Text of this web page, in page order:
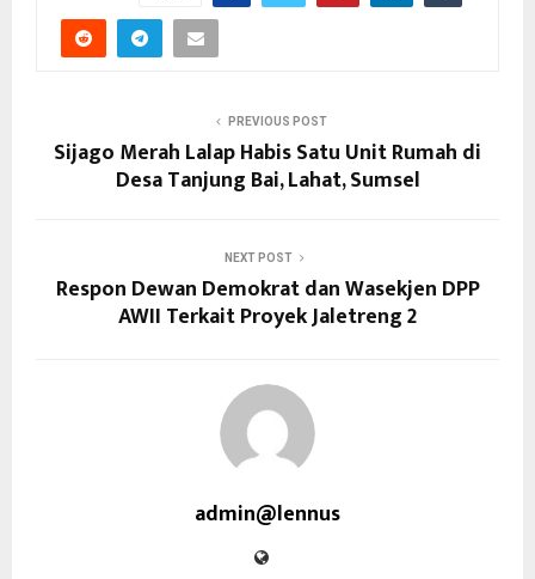
PREVIOUS POST
Sijago Merah Lalap Habis Satu Unit Rumah di
Desa Tanjung Bai, Lahat, Sumsel
NEXT POST
Respon Dewan Demokrat dan Wasekjen DPP
AWII Terkait Proyek Jaletreng 2
admin@lennus